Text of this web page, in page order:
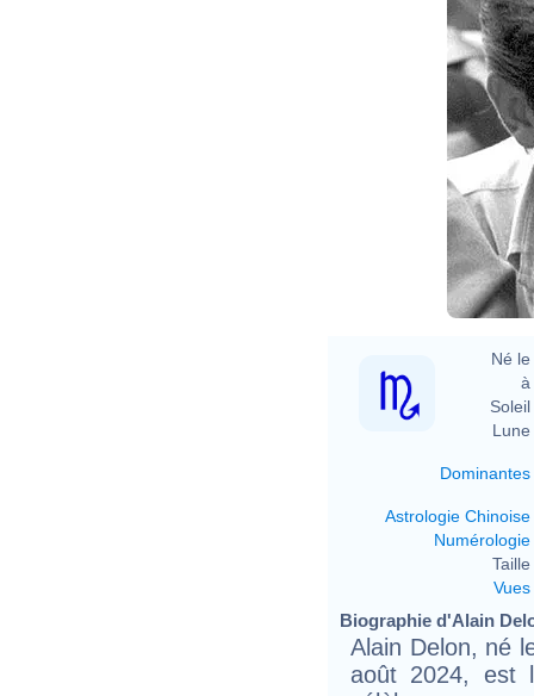
Né le
à
Soleil
Lune
Dominantes
Astrologie Chinoise
Numérologie
Taille
Vues
Biographie d'Alain
Alain Delon, né
août 2024, est